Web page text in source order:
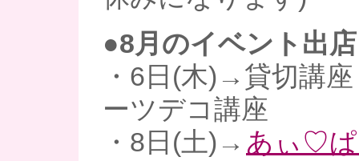
●8月のイベント出店
・6日(木)→貸切講
ーツデコ講座
・8日(土)→ あぃ♡